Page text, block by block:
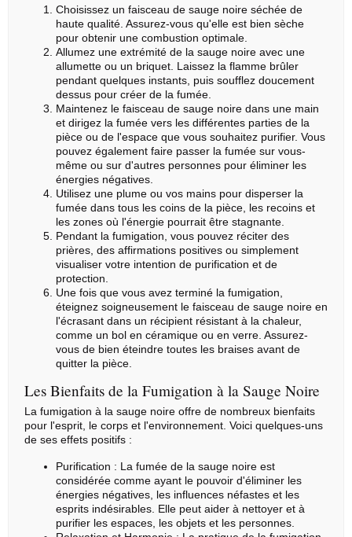
Choisissez un faisceau de sauge noire séchée de
haute qualité. Assurez-vous qu'elle est bien sèche
pour obtenir une combustion optimale.
Allumez une extrémité de la sauge noire avec une
allumette ou un briquet. Laissez la flamme brûler
pendant quelques instants, puis soufflez doucement
dessus pour créer de la fumée.
Maintenez le faisceau de sauge noire dans une main
et dirigez la fumée vers les différentes parties de la
pièce ou de l'espace que vous souhaitez purifier. Vous
pouvez également faire passer la fumée sur vous-
même ou sur d'autres personnes pour éliminer les
énergies négatives.
Utilisez une plume ou vos mains pour disperser la
fumée dans tous les coins de la pièce, les recoins et
les zones où l'énergie pourrait être stagnante.
Pendant la fumigation, vous pouvez réciter des
prières, des affirmations positives ou simplement
visualiser votre intention de purification et de
protection.
Une fois que vous avez terminé la fumigation,
éteignez soigneusement le faisceau de sauge noire en
l'écrasant dans un récipient résistant à la chaleur,
comme un bol en céramique ou en verre. Assurez-
vous de bien éteindre toutes les braises avant de
quitter la pièce.
Les Bienfaits de la Fumigation à la Sauge Noire
La fumigation à la sauge noire offre de nombreux bienfaits
pour l'esprit, le corps et l'environnement. Voici quelques-uns
de ses effets positifs :
Purification : La fumée de la sauge noire est
considérée comme ayant le pouvoir d'éliminer les
énergies négatives, les influences néfastes et les
esprits indésirables. Elle peut aider à nettoyer et à
purifier les espaces, les objets et les personnes.